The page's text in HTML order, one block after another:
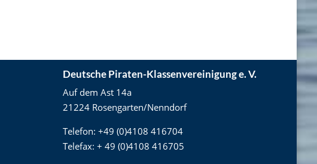
Deutsche Piraten-Klassenvereinigung e. V.
Auf dem Ast 14a
21224 Rosengarten/Nenndorf
Telefon: +49 (0)4108 416704
Telefax: + 49 (0)4108 416705